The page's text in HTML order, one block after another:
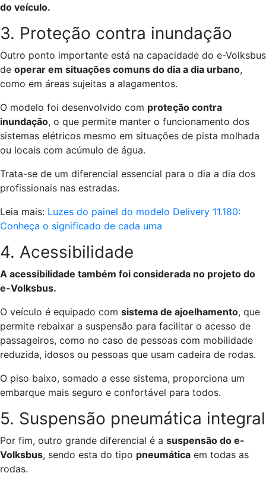
do veículo.
3. Proteção contra inundação
Outro ponto importante está na capacidade do e-Volksbus
de operar em situações comuns do dia a dia urbano,
como em áreas sujeitas a alagamentos.
O modelo foi desenvolvido com proteção contra
inundação, o que permite manter o funcionamento dos
sistemas elétricos mesmo em situações de pista molhada
ou locais com acúmulo de água.
Trata-se de um diferencial essencial para o dia a dia dos
profissionais nas estradas.
Leia mais: Luzes do painel do modelo Delivery 11.180:
Conheça o significado de cada uma
4. Acessibilidade
A acessibilidade também foi considerada no projeto do
e-Volksbus.
O veículo é equipado com sistema de ajoelhamento, que
permite rebaixar a suspensão para facilitar o acesso de
passageiros, como no caso de pessoas com mobilidade
reduzida, idosos ou pessoas que usam cadeira de rodas.
O piso baixo, somado a esse sistema, proporciona um
embarque mais seguro e confortável para todos.
5. Suspensão pneumática integral
Por fim, outro grande diferencial é a suspensão do e-
Volksbus, sendo esta do tipo pneumática em todas as
rodas.